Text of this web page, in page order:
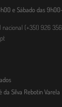
e Sábado das
(+351) 926
da Silva Rebotin Varela